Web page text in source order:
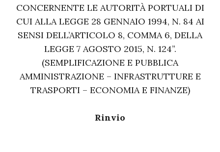
CONCERNENTE LE AUTORITÀ PORTUALI DI
CUI ALLA LEGGE 28 GENNAIO 1994, N. 84 AI
SENSI DELL’ARTICOLO 8, COMMA 6, DELLA
LEGGE 7 AGOSTO 2015, N. 124”.
(SEMPLIFICAZIONE E PUBBLICA
AMMINISTRAZIONE – INFRASTRUTTURE E
TRASPORTI – ECONOMIA E FINANZE)
Rinvio